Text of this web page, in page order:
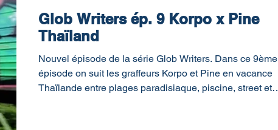
Glob Writers ép. 9 Korpo x Pine
Thaïland
Nouvel épisode de la série Glob Writers. Dans ce 9ème
épisode on suit les graffeurs Korpo et Pine en vacance
Thaïlande entre plages paradisiaque, piscine, street et